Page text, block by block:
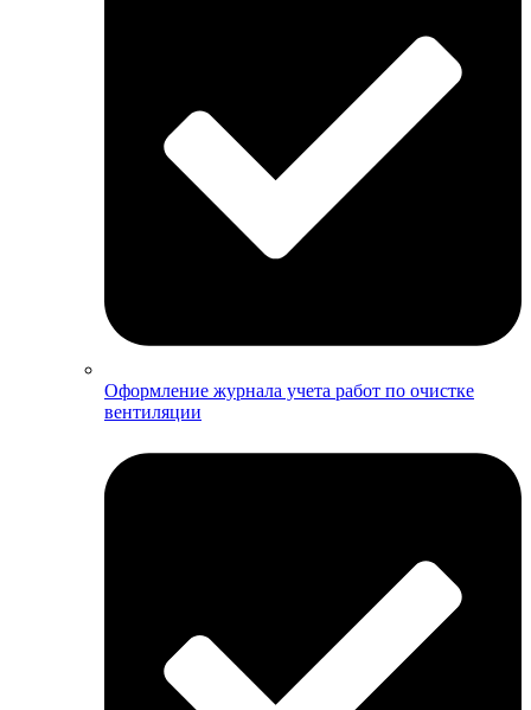
Оформление журнала учета работ по очистке
вентиляции